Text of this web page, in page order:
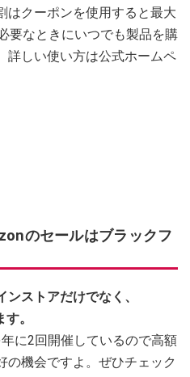
はクーポンを使用すると最大
要なときにいつでも製品を購
詳しい使い方は公式ホームペ
のセールはブラックフ
ストアだけでなく、
。
に2回開催しているので高額
の機会ですよ。ぜひチェック